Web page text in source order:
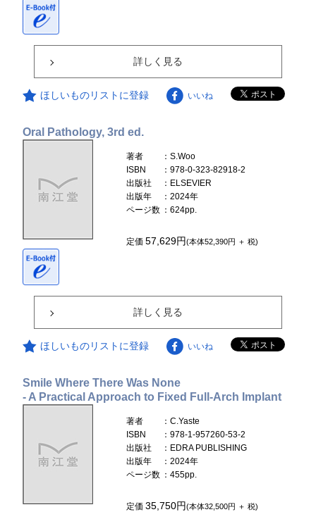
詳しく見る
ほしいものリストに登録 いいね
Oral Pathology, 3rd ed.
著者
：S.Woo
ISBN
：978-0-323-82918-2
出版社
：ELSEVIER
出版年
：2024年
ページ数 ：624pp.
定価57,629円(本体52,390円 ＋ 税)
詳しく見る
ほしいものリストに登録 いいね
Smile Where There Was None
- A Practical Approach to Fixed Full-Arch Implant
著者
：C.Yaste
ISBN
：978-1-957260-53-2
出版社
：EDRA PUBLISHING
出版年
：2024年
ページ数 ：455pp.
定価35,750円(本体32,500円 ＋ 税)